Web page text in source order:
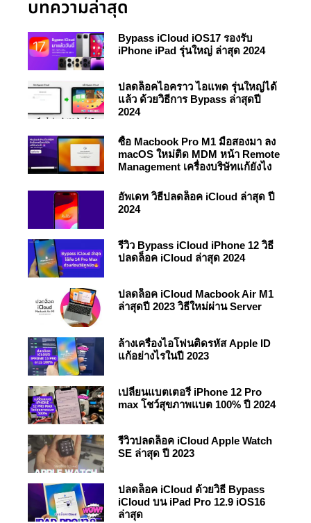
บทความล่าสุด
Bypass iCloud iOS17 รองรับ
iPhone iPad รุ่นใหญ่ ล่าสุด 2024
ปลดล็อคไอคราว ไอแพด รุ่นใหญ่ได้
แล้ว ด้วยวิธีการ Bypass ล่าสุดปี
2024
ซื้อ Macbook Pro M1 มือสองมา ลง
macOS ใหม่ติด MDM หน้า Remote
Management เครื่องบริษัทแก้ยังไง
อัพเดท วิธีปลดล็อค iCloud ล่าสุด ปี
2024
รีวิว Bypass iCloud iPhone 12 วิธี
ปลดล็อค iCloud ล่าสุด 2024
ปลดล็อค iCloud Macbook Air M1
ล่าสุดปี 2023 วิธีใหม่ผ่าน Server
ล้างเครื่องไอโฟนติดรหัส Apple ID
แก้อย่างไรในปี 2023
เปลี่ยนแบตเตอรี่ iPhone 12 Pro
max โชว์สุขภาพแบต 100% ปี 2024
รีวิวปลดล็อค iCloud Apple Watch
SE ล่าสุด ปี 2023
ปลดล็อค iCloud ด้วยวิธี Bypass
iCloud บน iPad Pro 12.9 iOS16
ล่าสุด